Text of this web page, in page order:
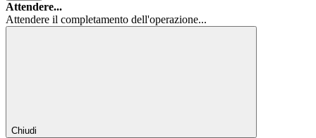
Attendere...
Attendere il completamento dell'operazione...
Chiudi